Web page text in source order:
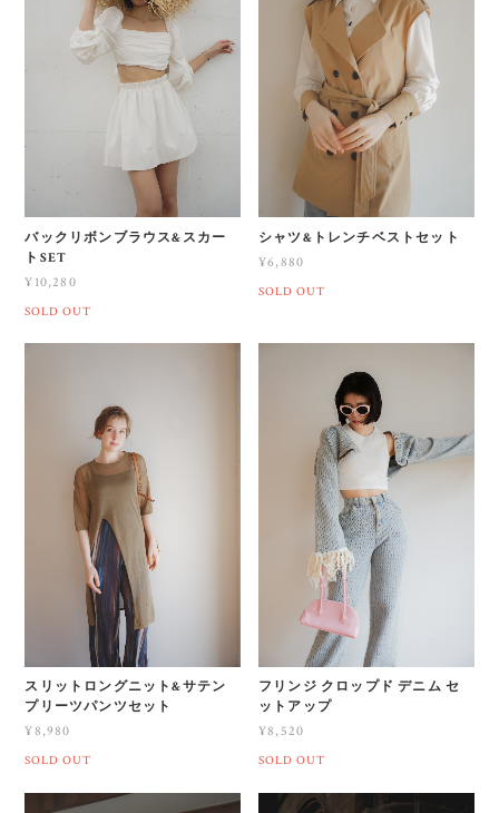
バックリボンブラウス&スカー
トSET
¥10,280
SOLD OUT
シャツ&トレンチベストセット
¥6,880
SOLD OUT
スリットロングニット&サテン
プリーツパンツセット
¥8,980
SOLD OUT
フリンジ クロップド デニム セ
ットアップ
¥8,520
SOLD OUT